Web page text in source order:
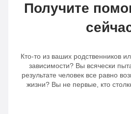
Получите
Кто-то из ваших родственников
зависимости? Вы всячески
результате человек все равно
жизни? Вы не первые, кто